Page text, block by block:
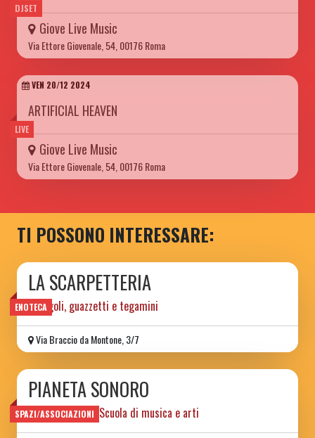
DJSET
Giove Live Music
Via Ettore Giovenale, 54, 00176 Roma
LIVE
VEN 20/12 2024
ARTIFICIAL HEAVEN
Giove Live Music
Via Ettore Giovenale, 54, 00176 Roma
TI POSSONO INTERESSARE:
ENOTECA
LA SCARPETTERIA
Intingoli, guazzetti e tegamini
Via Braccio da Montone, 3/7
SPAZI/ASSOCIAZIONI
PIANETA SONORO
Spazio sociale e Scuola di musica e arti